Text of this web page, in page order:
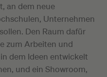
an dem neue
Unternehmen
Den Raum dafür
zum Arbeiten und
dem Ideen entwickelt
und ein Showroom,